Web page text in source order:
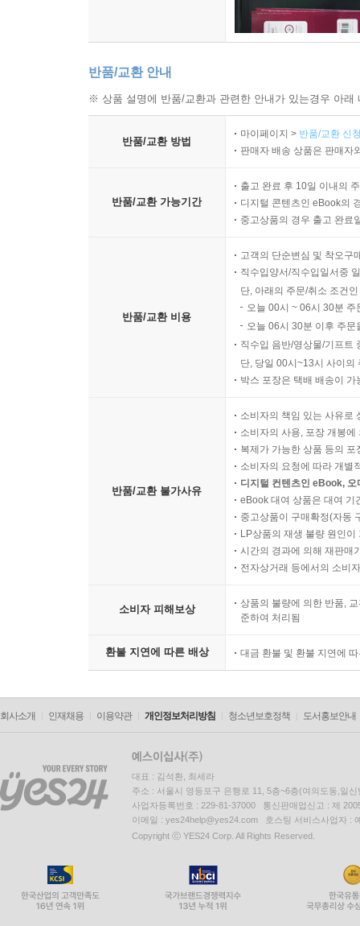
반품/교환 안내
※ 상품 설명에 반품/교환과 관련한 안내가 있는경우 아
반품/교환 방법
마이페이지 > 반품/교환 신
판매자 배송 상품은 판매자
반품/교환 가능기간
출고 완료 후 10일 이내의
디지털 콘텐츠인 eBook의
중고상품의 경우 출고 완료
반품/교환 비용
고객의 단순변심 및 착오구
직수입양서/직수입일서중
단, 아래의 주문/취소 조건
오늘 00시 ~ 06시 30분
오늘 06시 30분 이후 주
직수입 음반/영상물/기프트
단, 당일 00시~13시 사이의
박스 포장은 택배 배송이
반품/교환 불가사유
소비자의 책임 있는 사유로
소비자의 사용, 포장 개봉
복제가 가능한 상품 등의
소비자의 요청에 따라 개별
디지털 컨텐츠인 eBook,
eBook 대여 상품은 대여 기
중고상품이 구매확정(자동
LP상품의 재생 불량 원인
시간의 경과에 의해 재판매
전자상거래 등에서의 소비
소비자 피해보상
상품의 불량에 의한 반품,
준하여 처리됨
환불 지연에 따른 배상 대금 환불 및 환불 지연에
회사소개 인재채용 이용약관 개인정보처리방침 청소년보호정책 도서홍보안내
대표 : 김석환, 최세라
주소 : 서울시 영등포구 은행로 11, 5층~6층(여의도동,일신
사업자등록번호 : 229-81-37000 통신판매업신고 : 제
이메일 : yes24help@yes24.com 호스팅 서비스사업자 :
Copyright ⓒ YES24 Corp. All Rights Reserved.